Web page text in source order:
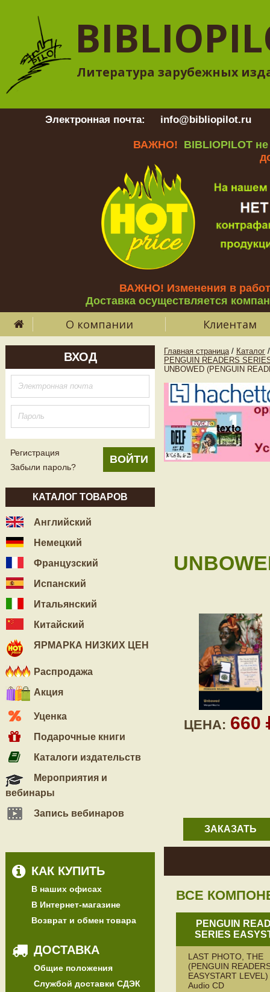
Литература зарубежных
Электронная почта: info@bibliopilot.ru
ВАЖНО! BIBLIOPILOT
ВАЖНО! Изменения в
Доставка осуществляется
О компании Клиентам
ВХОД
Регистрация
Забыли пароль?
КАТАЛОГ ТОВАРОВ
Английский
Немецкий
Французский
Испанский
Итальянский
Китайский
ЯРМАРКА НИЗКИХ ЦЕН
Распродажа
Акция
Уценка
Подарочные книги
Каталоги издательств
Мероприятия и
вебинары
Запись вебинаров
КАК КУПИТЬ
В наших офисах
В Интернет-магазине
Возврат и обмен товара
ДОСТАВКА
Общие положения
Службой доставки СДЭК
Главная страница / Каталог /
PENGUIN READERS
UNBOWED (PENGUIN
ЦЕНА: 660
ЗАКАЗАТЬ
ВСЕ
PENGUIN
SERIES
LAST PHOTO, THE
(PENGUIN
EASYSTART
Audio CD